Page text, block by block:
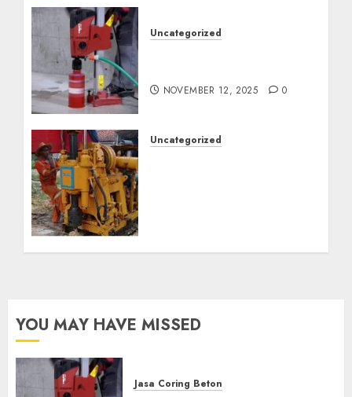
Uncategorized
NOVEMBER 12, 2025 0
Uncategorized
YOU MAY HAVE MISSED
Jasa Coring Beton